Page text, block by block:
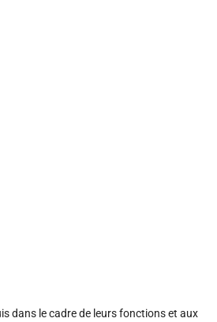
dans le cadre de leurs fonctions et aux